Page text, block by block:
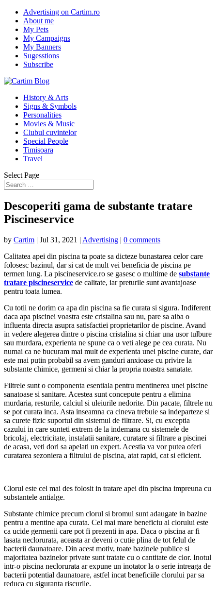
Advertising on Cartim.ro
About me
My Pets
My Campaigns
My Banners
Sugesstions
Subscribe
History & Arts
Signs & Symbols
Personalities
Movies & Music
Clubul cuvintelor
Special People
Timisoara
Travel
Select Page
Descoperiti gama de substante tratare
Piscineservice
by Cartim | Jul 31, 2021 | Advertising | 0 comments
Calitatea apei din piscina ta poate sa dicteze bunastarea celor care
folosesc bazinul, dar si cat de mult vei beneficia de piscina pe
termen lung. La piscineservice.ro se gasesc o multime de substante
tratare piscineservice de calitate, iar preturile sunt avantajoase
pentru toata lumea.
Cu totii ne dorim ca apa din piscina sa fie curata si sigura. Indiferent
daca apa piscinei voastra este cristalina sau nu, pare sa aiba o
influenta directa asupra satisfactiei proprietarilor de piscine. Avand
in vedere alegerea dintre o piscina cristalina si chiar una usor tulbure
sau murdara, experienta ne spune ca o veti alege pe cea curata. Nu
numai ca ne bucuram mai mult de experienta unei piscine curate, dar
este mai putin probabil sa avem ganduri anxioase cu privire la
substante chimice, germeni si chiar la propria noastra sanatate.
Filtrele sunt o componenta esentiala pentru mentinerea unei piscine
sanatoase si sanitare. Acestea sunt concepute pentru a elimina
murdaria, resturile, calciul si uleiurile nedorite. Din pacate, filtrele nu
se pot curata inca. Asta inseamna ca cineva trebuie sa indeparteze si
sa curete fizic suportul din sistemul de filtrare. Si, cu exceptia
cazului in care sunteti extrem de la indemana cu sistemele de
bricolaj, electricitate, instalatii sanitare, curatare si filtrare a piscinei
de acasa, veti dori sa apelati un expert. Acestia va vor putea oferi
curatarea sezoniera a filtrului de piscina, atat rapid, cat si eficient.
Clorul este cel mai des folosit in tratare apei din piscina impreuna cu
substantele antialge.
Substante chimice precum clorul si bromul sunt adaugate in bazine
pentru a mentine apa curata. Cel mai mare beneficiu al clorului este
ca ucide germenii care pot fi prezenti in apa. Daca o piscina ar fi
lasata neclorurata, aceasta ar deveni o cutie plina de tot felul de
bacterii daunatoare. Din acest motiv, toate bazinele publice si
majoritatea bazinelor private sunt tratate cu o cantitate de clor. Inotul
intr-o piscina neclorurata ar expune un inotator la o serie intreaga de
bacterii potential daunatoare, astfel incat beneficiile clorului par sa
reduca cu siguranta riscurile.